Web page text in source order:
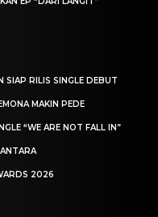
SIAP RILIS SINGLE DEBUT
MAKIN PEDE
“WE ARE NOT FALL IN”
2026